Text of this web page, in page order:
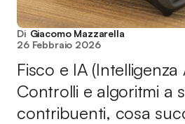
Di Giacomo Mazzarella
26 Febbraio 2026
Fisco e IA (Intelligenza
Controlli e algoritmi a
contribuenti, cosa